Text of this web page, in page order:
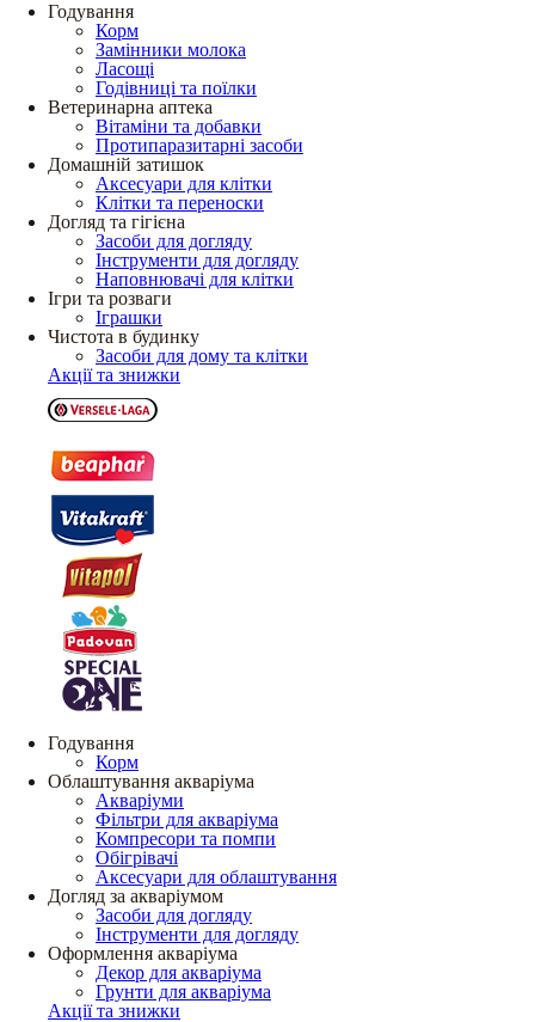
Годування
Корм
Замінники молока
Ласощі
Годівниці та поїлки
Ветеринарна аптека
Вітаміни та добавки
Протипаразитарні засоби
Домашній затишок
Аксесуари для клітки
Клітки та переноски
Догляд та гігієна
Засоби для догляду
Інструменти для догляду
Наповнювачі для клітки
Ігри та розваги
Іграшки
Чистота в будинку
Засоби для дому та клітки
Акції та знижки
Годування
Корм
Облаштування акваріума
Акваріуми
Фільтри для акваріума
Компресори та помпи
Обігрівачі
Аксесуари для облаштування
Догляд за акваріумом
Засоби для догляду
Інструменти для догляду
Оформлення акваріума
Декор для акваріума
Грунти для акваріума
Акції та знижки